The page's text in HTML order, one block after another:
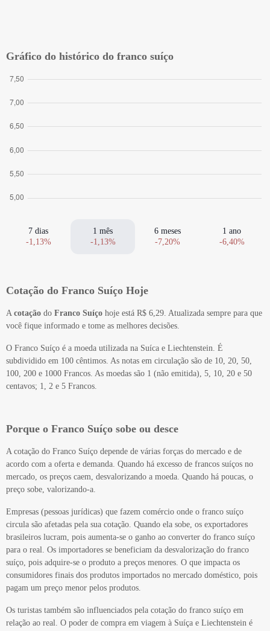
Gráfico do histórico do franco suíço
7 dias
-1,13%
1 mês
-1,13%
6 meses
-7,20%
1 ano
-6,40%
Cotação do Franco Suíço Hoje
A cotação do Franco Suíço hoje está R$ 6,29. Atualizada sempre para que
você fique informado e tome as melhores decisões.
O Franco Suíço é a moeda utilizada na Suíca e Liechtenstein. É
subdividido em 100 cêntimos. As notas em circulação são de 10, 20, 50,
100, 200 e 1000 Francos. As moedas são 1 (não emitida), 5, 10, 20 e 50
centavos; 1, 2 e 5 Francos.
Porque o Franco Suíço sobe ou desce
A cotação do Franco Suíço depende de várias forças do mercado e de
acordo com a oferta e demanda. Quando há excesso de francos suíços no
mercado, os preços caem, desvalorizando a moeda. Quando há poucas, o
preço sobe, valorizando-a.
Empresas (pessoas jurídicas) que fazem comércio onde o franco suíço
circula são afetadas pela sua cotação. Quando ela sobe, os exportadores
brasileiros lucram, pois aumenta-se o ganho ao converter do franco suíço
para o real. Os importadores se beneficiam da desvalorização do franco
suíço, pois adquire-se o produto a preços menores. O que impacta os
consumidores finais dos produtos importados no mercado doméstico, pois
pagam um preço menor pelos produtos.
Os turistas também são influenciados pela cotação do franco suíço em
relação ao real. O poder de compra em viagem à Suíça e Liechtenstein é